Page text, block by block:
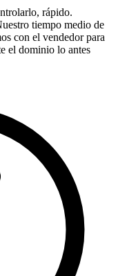
rápido.
tiempo medio de
con el vendedor para
el dominio lo antes